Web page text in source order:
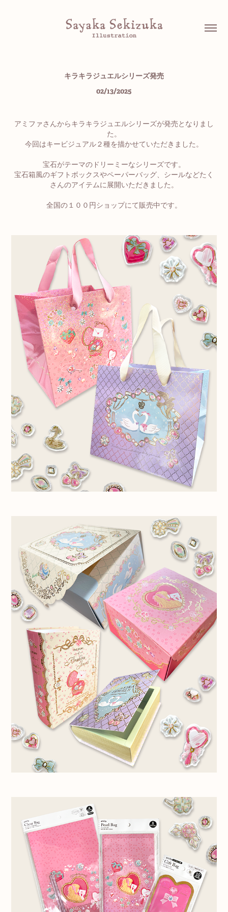
キラキラジュエルシリーズ発売
02/13/2025
アミファさんからキラキラジュエルシリーズが発売となりまし
た。
今回はキービジュアル２種を描かせていただきました。
宝石がテーマのドリーミーなシリーズです。
宝石箱風のギフトボックスやペーパーバッグ、シールなどたく
さんのアイテムに展開いただきました。
全国の１００円ショップにて販売中です。